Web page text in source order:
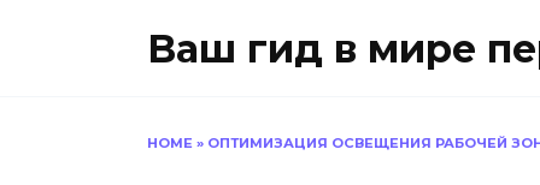
Ваш гид в мире
HOME » ОПТИМИЗАЦИЯ ОСВЕЩЕНИЯ РАБОЧЕЙ